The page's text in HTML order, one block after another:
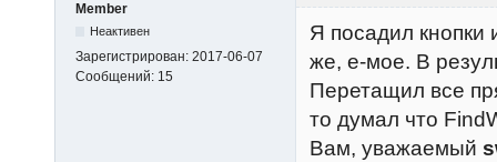
Member
Неактивен
Зарегистрирован: 2017-06-07
Сообщений: 15
Я посадил кнопки
же, е-мое. В
Перетащил все
то думал что
Вам, уважаемый